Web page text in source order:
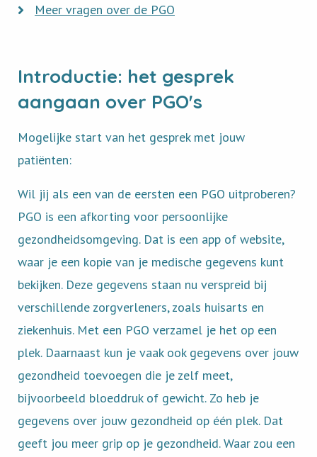
about
more
Read
Meer vragen over de PGO
Introductie: het gesprek
aangaan over PGO's
Mogelijke start van het gesprek met jouw
patiënten:
Wil jij als een van de eersten een PGO uitproberen?
PGO is een afkorting voor persoonlijke
gezondheidsomgeving. Dat is een app of website,
waar je een kopie van je medische gegevens kunt
bekijken. Deze gegevens staan nu verspreid bij
verschillende zorgverleners, zoals huisarts en
ziekenhuis. Met een PGO verzamel je het op een
plek. Daarnaast kun je vaak ook gegevens over jouw
gezondheid toevoegen die je zelf meet,
bijvoorbeeld bloeddruk of gewicht. Zo heb je
gegevens over jouw gezondheid op één plek. Dat
geeft jou meer grip op je gezondheid. Waar zou een